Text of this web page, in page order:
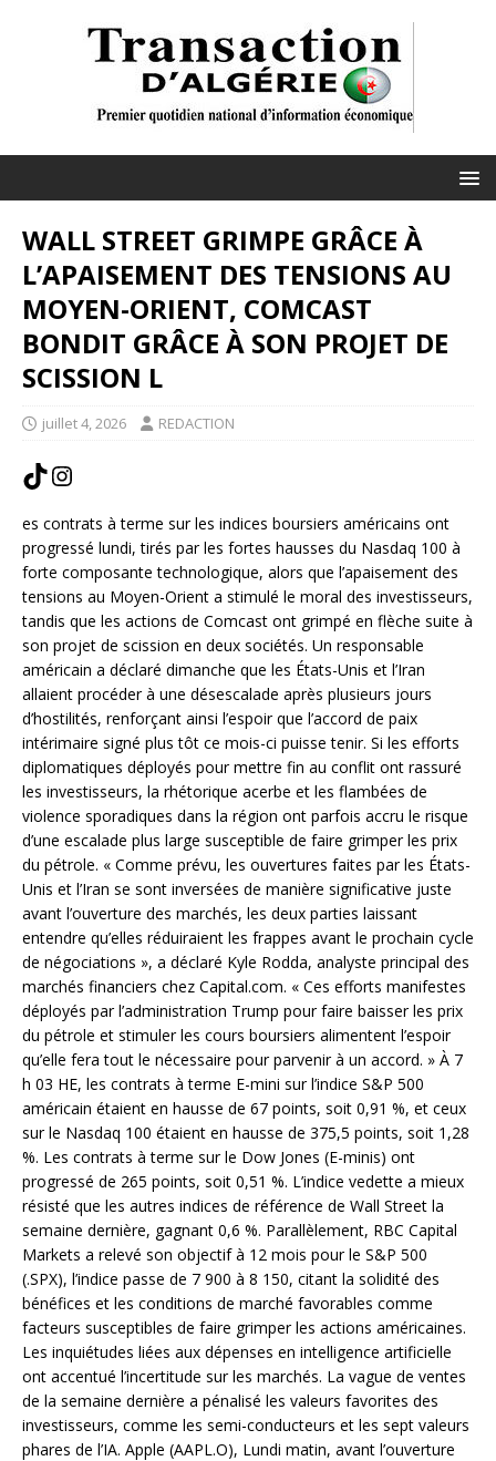
WALL STREET GRIMPE GRÂCE À
L’APAISEMENT DES TENSIONS AU
MOYEN-ORIENT, COMCAST
BONDIT GRÂCE À SON PROJET DE
SCISSION L
juillet 4, 2026 REDACTION
es contrats à terme sur les indices boursiers américains ont
progressé lundi, tirés par les fortes hausses du Nasdaq 100 à
forte composante technologique, alors que l’apaisement des
tensions au Moyen-Orient a stimulé le moral des investisseurs,
tandis que les actions de Comcast ont grimpé en flèche suite à
son projet de scission en deux sociétés. Un responsable
américain a déclaré dimanche que les États-Unis et l’Iran
allaient procéder à une désescalade après plusieurs jours
d’hostilités, renforçant ainsi l’espoir que l’accord de paix
intérimaire signé plus tôt ce mois-ci puisse tenir. Si les efforts
diplomatiques déployés pour mettre fin au conflit ont rassuré
les investisseurs, la rhétorique acerbe et les flambées de
violence sporadiques dans la région ont parfois accru le risque
d’une escalade plus large susceptible de faire grimper les prix
du pétrole. « Comme prévu, les ouvertures faites par les États-
Unis et l’Iran se sont inversées de manière significative juste
avant l’ouverture des marchés, les deux parties laissant
entendre qu’elles réduiraient les frappes avant le prochain cycle
de négociations », a déclaré Kyle Rodda, analyste principal des
marchés financiers chez Capital.com. « Ces efforts manifestes
déployés par l’administration Trump pour faire baisser les prix
du pétrole et stimuler les cours boursiers alimentent l’espoir
qu’elle fera tout le nécessaire pour parvenir à un accord. » À 7
h 03 HE, les contrats à terme E-mini sur l’indice S&P 500
américain étaient en hausse de 67 points, soit 0,91 %, et ceux
sur le Nasdaq 100 étaient en hausse de 375,5 points, soit 1,28
%. Les contrats à terme sur le Dow Jones (E-minis) ont
progressé de 265 points, soit 0,51 %. L’indice vedette a mieux
résisté que les autres indices de référence de Wall Street la
semaine dernière, gagnant 0,6 %. Parallèlement, RBC Capital
Markets a relevé son objectif à 12 mois pour le S&P 500
(.SPX), l’indice passe de 7 900 à 8 150, citant la solidité des
bénéfices et les conditions de marché favorables comme
facteurs susceptibles de faire grimper les actions américaines.
Les inquiétudes liées aux dépenses en intelligence artificielle
ont accentué l’incertitude sur les marchés. La vague de ventes
de la semaine dernière a pénalisé les valeurs favorites des
investisseurs, comme les semi-conducteurs et les sept valeurs
phares de l’IA. Apple (AAPL.O), Lundi matin, avant l’ouverture